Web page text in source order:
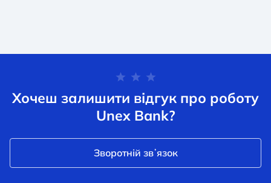
Хочеш залишити відгук про роботу
Unex Bank?
Зворотній звʼязок